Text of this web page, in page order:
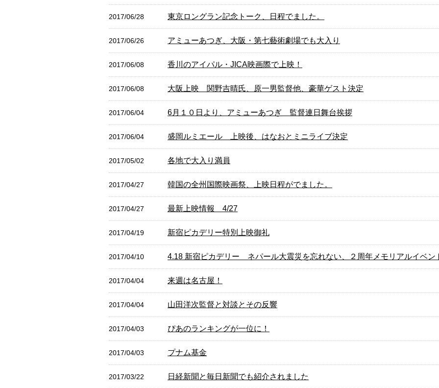
2017/06/28 東京ロングラン記念トーク、日程でました。
2017/06/26 アミューあつぎ、大阪・第七藝術劇場でも大入り
2017/06/08 香川のアイパル・JICA映画際で上映！
2017/06/08 大阪上映 関野吉晴氏、原一男監督他、豪華ゲスト決定
2017/06/04 6月１０日より、アミューあつぎ 監督連日舞台挨拶
2017/06/04 盛岡ルミエール 上映後、はなおとミニライブ決定
2017/05/02 各地で大入り満員
2017/04/27 韓国の全州国際映画祭、上映日程がでました。
2017/04/27 最新上映情報 4/27
2017/04/19 新宿ピカデリー特別上映御礼
2017/04/10 4.18 新宿ピカデリー ネパール大震災を忘れない、２周年メモリアルイベン
2017/04/04 来週は名古屋！
2017/04/04 山田洋次監督と対談とその反響
2017/04/03 ぴあのランキングが一位に！
2017/04/03 プナム基金
2017/03/22 日経新聞と毎日新聞でも紹介されました